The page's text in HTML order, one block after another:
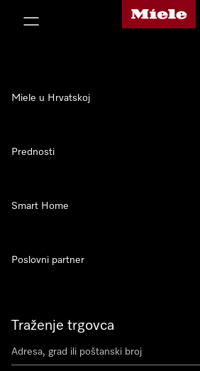
Miele početna
Traženje trgovca
Miele u Hrvatskoj
Prednosti
Smart Home
Poslovni partner